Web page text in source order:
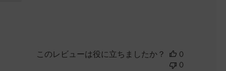
このレビューは役に立ちましたか？
0
0